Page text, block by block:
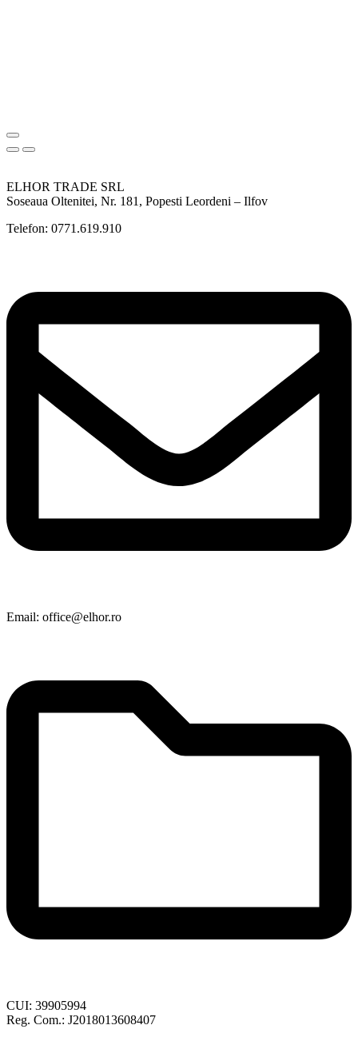
ELHOR TRADE SRL
Soseaua Oltenitei, Nr. 181, Popesti Leordeni – Ilfov
Telefon: 0771.619.910
Email: office@elhor.ro
CUI: 39905994
Reg. Com.: J2018013608407